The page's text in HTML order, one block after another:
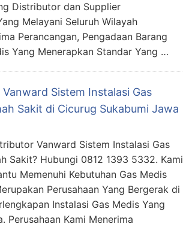
Distributor dan Supplier
Melayani Seluruh Wilayah
Perancangan, Pengadaan Barang
Yang Menerapkan Standar Yang …
Sistem Instalasi Gas
Sakit di Cicurug Sukabumi Jawa
Vanward Sistem Instalasi Gas
Sakit? Hubungi 0812 1393 5332. Kami
Memenuhi Kebutuhan Gas Medis
Perusahaan Yang Bergerak di
Instalasi Gas Medis Yang
Perusahaan Kami Menerima